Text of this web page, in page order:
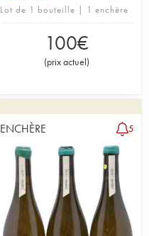
Lot de 1 bouteille | 1 enchère
100€
(prix actuel)
ENCHÈRE 5